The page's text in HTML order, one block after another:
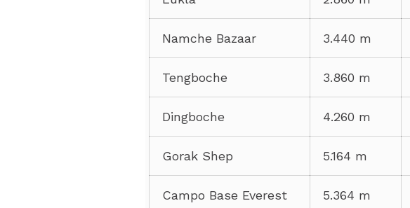
Namche Bazaar 3.440 m
Tengboche 3.860 m
Dingboche 4.260 m
Gorak Shep 5.164 m
Campo Base Everest 5.364 m